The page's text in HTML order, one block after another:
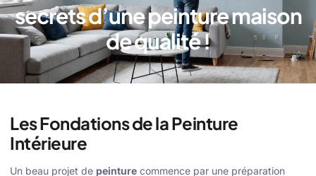
secrets d’une peinture maison
de qualité !
Les Fondations de la Peinture
Intérieure
Un beau projet de peinture commence par une préparation